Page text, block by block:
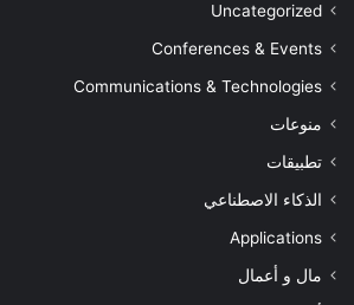
Uncategorized
Conferences & Events
Communications & Technologies
منوعات
تطبيقات
الذكاء الاصطناعي
Applications
مال و أعمال